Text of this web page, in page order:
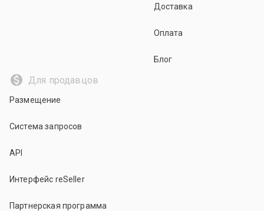
Доставка
Оплата
Блог
Для продавцов
Размещение
Система запросов
API
Интерфейс reSeller
Партнерская программа